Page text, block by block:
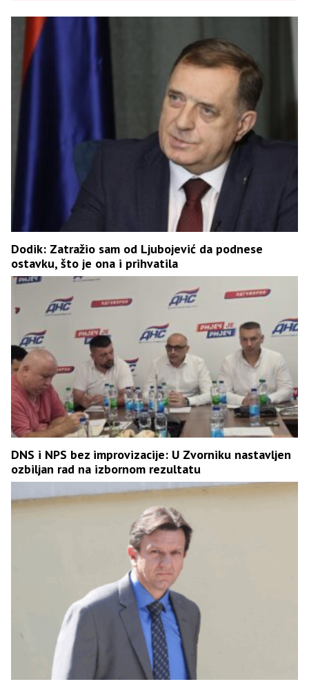
Dodik: Zatražio sam od Ljubojević da podnese
ostavku, što je ona i prihvatila
DNS i NPS bez improvizacije: U Zvorniku nastavljen
ozbiljan rad na izbornom rezultatu